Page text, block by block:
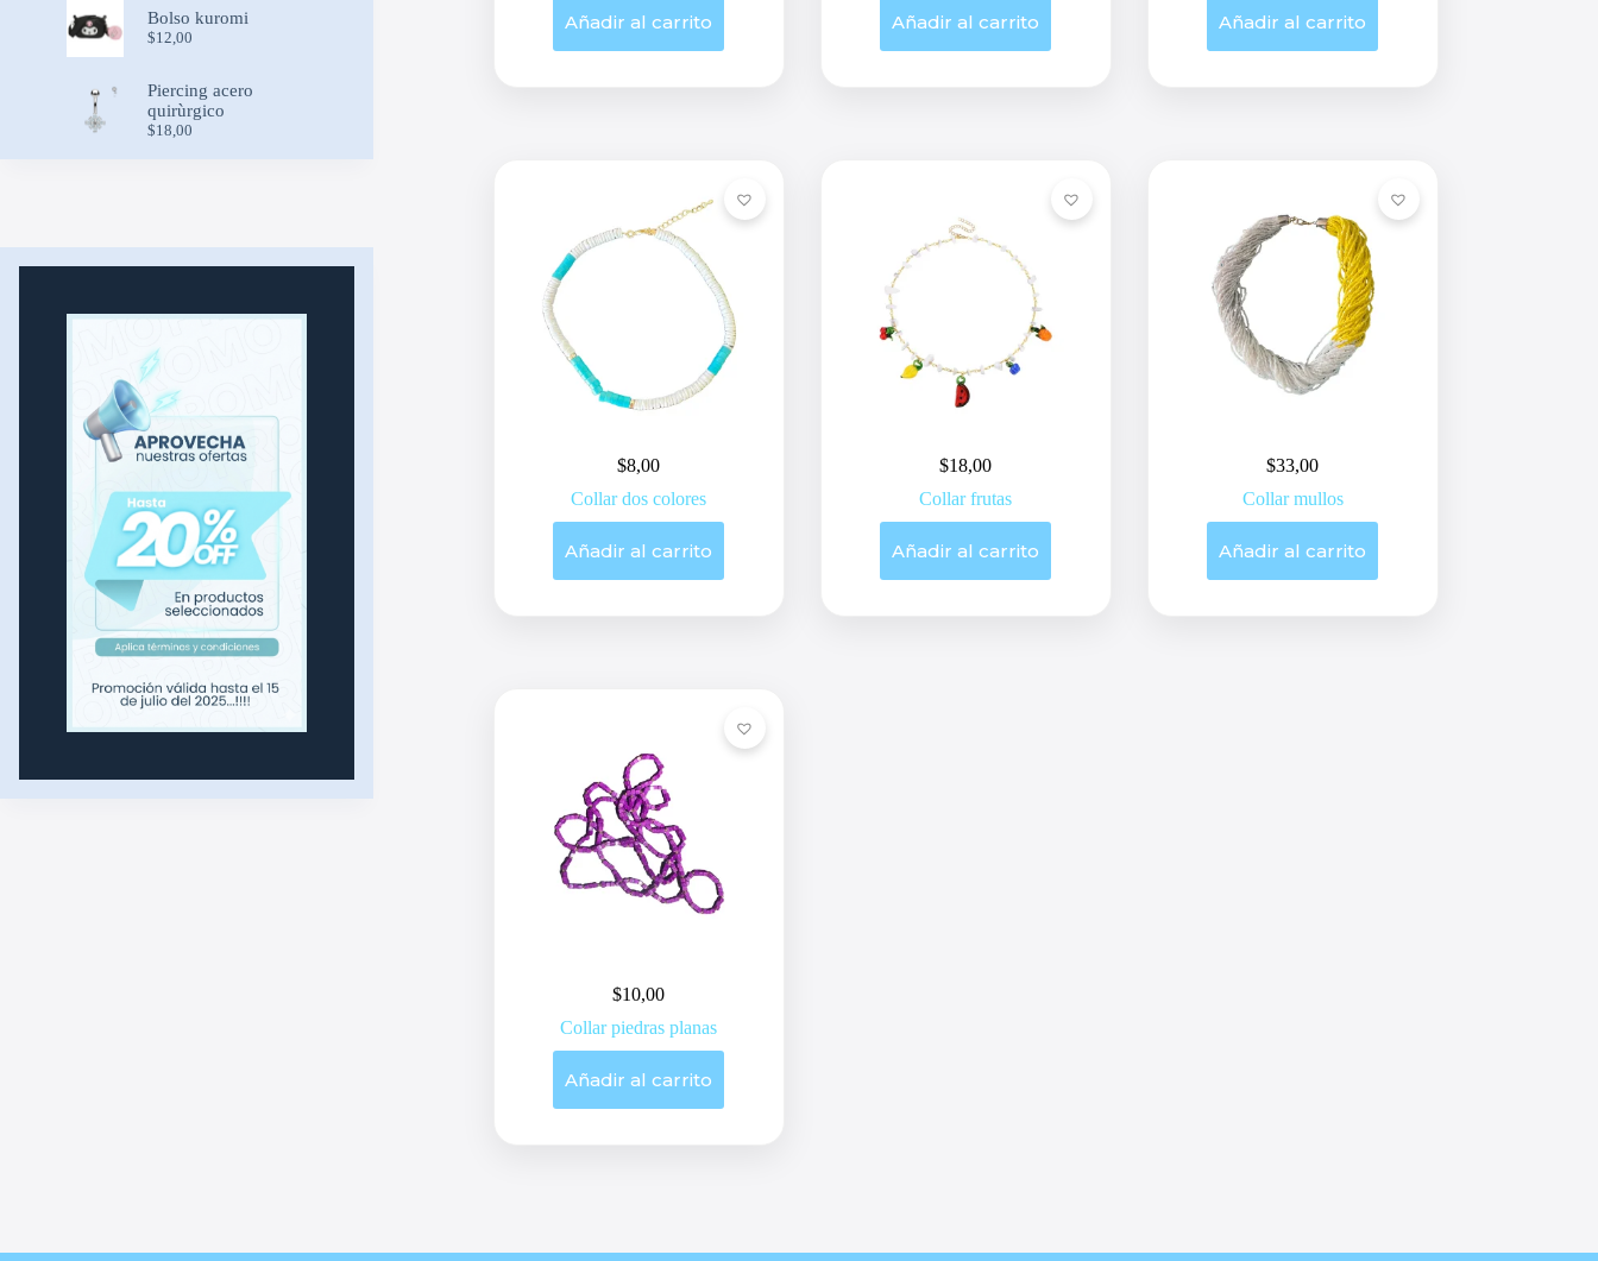
Añadir al carrito Añadir al carrito Añadir al carrito
$8,00
Collar dos colores
Añadir al carrito
$18,00
Collar frutas
Añadir al carrito
$33,00
Collar mullos
Añadir al carrito
$10,00
Collar piedras planas
Añadir al carrito
Bolso kuromi
$12,00
Piercing acero
quirùrgico
$18,00